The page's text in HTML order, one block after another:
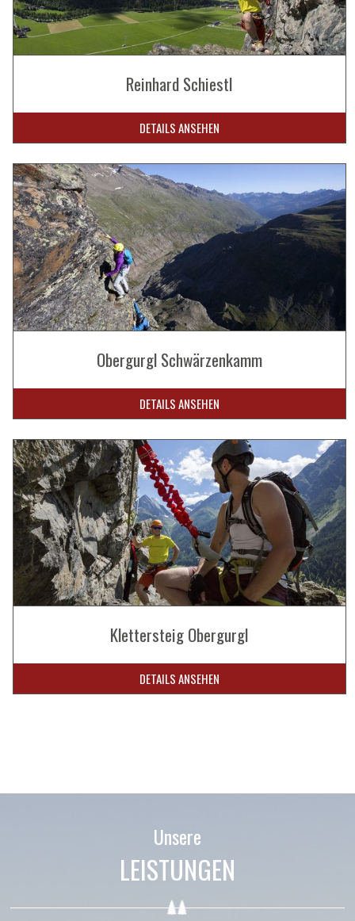
Reinhard Schiestl
DETAILS ANSEHEN
Obergurgl Schwärzenkamm
DETAILS ANSEHEN
Klettersteig Obergurgl
DETAILS ANSEHEN
Unsere
LEISTUNGEN